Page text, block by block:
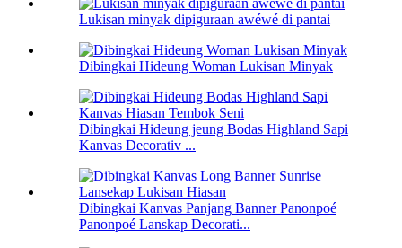
Lukisan minyak dipiguraan awéwé di pantai
Dibingkai Hideung Woman Lukisan Minyak
Dibingkai Hideung jeung Bodas Highland Sapi
Kanvas Decorativ ...
Dibingkai Kanvas Panjang Banner Panonpoé
Panonpoé Lanskap Decorati...